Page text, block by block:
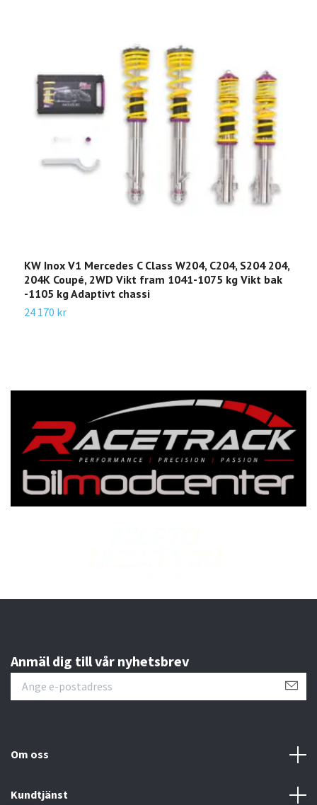
KW Inox V1 Mercedes C Class W204, C204, S204 204,
204K Coupé, 2WD Vikt fram 1041-1075 kg Vikt bak
-1105 kg Adaptivt chassi
24 170 kr
Anmäl dig till vår nyhetsbrev
Om oss
Kundtjänst